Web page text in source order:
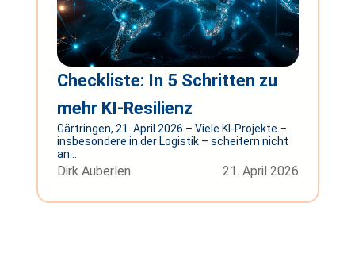
Checkliste: In 5 Schritten zu
mehr KI-Resilienz
Gärtringen, 21. April 2026 – Viele KI-Projekte –
insbesondere in der Logistik – scheitern nicht
an...
Dirk Auberlen 21. April 2026